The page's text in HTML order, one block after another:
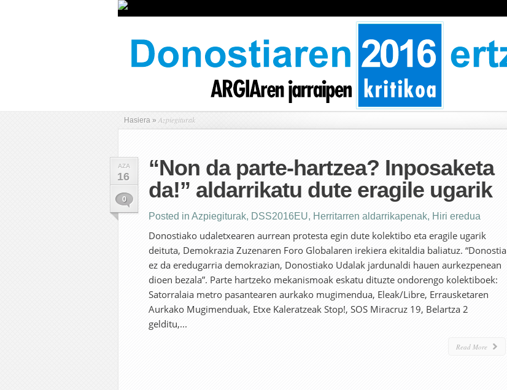
Hasiera » Azpiegiturak
AZA
16
0
“Non da parte-hartzea? Inposaketa
da!” aldarrikatu dute eragile ugarik
Posted in Azpiegiturak, DSS2016EU, Herritarren aldarrikapenak, Hiri eredua
Donostiako udaletxearen aurrean protesta egin dute kolektibo eta eragile ugarik
deituta, Demokrazia Zuzenaren Foro Globalaren irekiera ekitaldia baliatuz. “Donostia
ez da eredugarria demokrazian, Donostiako Udalak jardunaldi hauen aurkezpenean
dioen bezala”. Parte hartzeko mekanismoak eskatu dituzte ondorengo kolektiboek:
Satorralaia metro pasantearen aurkako mugimendua, Eleak/Libre, Errausketaren
Aurkako Mugimenduak, Etxe Kaleratzeak Stop!, SOS Miracruz 19, Belartza 2
gelditu,...
Read More